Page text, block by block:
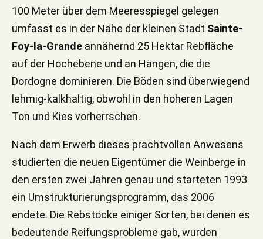
100 Meter über dem Meeresspiegel gelegen
umfasst es in der Nähe der kleinen Stadt Sainte-
Foy-la-Grande annähernd 25 Hektar Rebfläche
auf der Hochebene und an Hängen, die die
Dordogne dominieren. Die Böden sind überwiegend
lehmig-kalkhaltig, obwohl in den höheren Lagen
Ton und Kies vorherrschen.
Nach dem Erwerb dieses prachtvollen Anwesens
studierten die neuen Eigentümer die Weinberge in
den ersten zwei Jahren genau und starteten 1993
ein Umstrukturierungsprogramm, das 2006
endete. Die Rebstöcke einiger Sorten, bei denen es
bedeutende Reifungsprobleme gab, wurden